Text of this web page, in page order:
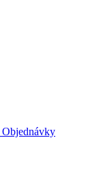
Objednávky